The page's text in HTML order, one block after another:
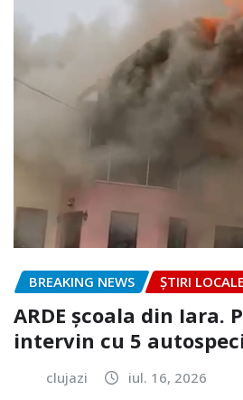
BREAKING NEWS ȘTIRI LOCALE
ARDE școala din Iara.
intervin cu 5
clujazi iul. 16, 2026